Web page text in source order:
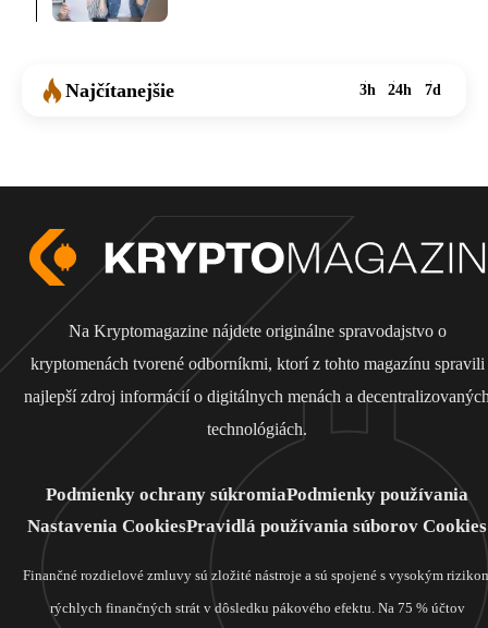
Najčítanejšie 3h 24h 7d
Na Kryptomagazine nájdete originálne spravodajstvo o
kryptomenách tvorené odborníkmi, ktorí z tohto magazínu spravili
najlepší zdroj informácií o digitálnych menách a
technológiách.
Podmienky ochrany súkromiaPodmienky používania
Nastavenia CookiesPravidlá používania súborov Cookies
Finančné rozdielové zmluvy sú zložité nástroje a sú spojené s vysokým
rýchlych finančných strát v dôsledku pákového efektu. Na 75 % účtov